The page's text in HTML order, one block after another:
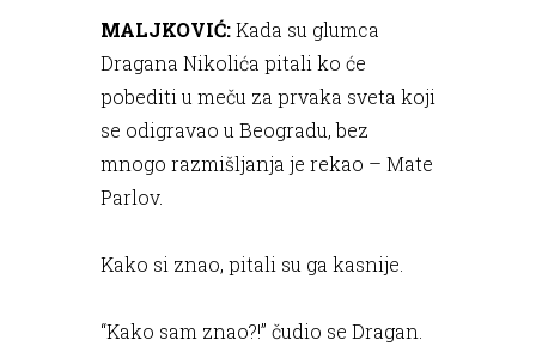
MALJKOVIĆ:Kada su glumca
Dragana Nikolića pitali ko će
pobediti u meču za prvaka sveta koji
se odigravao u Beogradu, bez
mnogo razmišljanja je rekao – Mate
Parlov.
Kako si znao, pitali su ga kasnije.
“Kako sam znao?!” čudio se Dragan.